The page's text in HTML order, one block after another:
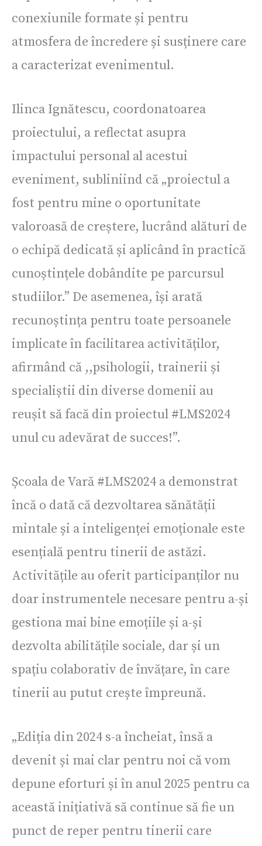
conexiunile formate și pentru
atmosfera de încredere și susținere care
a caracterizat evenimentul.
Ilinca Ignătescu, coordonatoarea
proiectului, a reflectat asupra
impactului personal al acestui
eveniment, subliniind că „proiectul a
fost pentru mine o oportunitate
valoroasă de creștere, lucrând alături de
o echipă dedicată și aplicând în practică
cunoștințele dobândite pe parcursul
studiilor.” De asemenea, își arată
recunoștința pentru toate persoanele
implicate în facilitarea activităților,
afirmând că ,,psihologii, trainerii și
specialiștii din diverse domenii au
reușit să facă din proiectul #LMS2024
unul cu adevărat de succes!”.
Școala de Vară #LMS2024 a demonstrat
încă o dată că dezvoltarea sănătății
mintale și a inteligenței emoționale este
esențială pentru tinerii de astăzi.
Activitățile au oferit participanților nu
doar instrumentele necesare pentru a-și
gestiona mai bine emoțiile și a-și
dezvolta abilitățile sociale, dar și un
spațiu colaborativ de învățare, în care
tinerii au putut crește împreună.
„Ediția din 2024 s-a încheiat, însă a
devenit și mai clar pentru noi că vom
depune eforturi și în anul 2025 pentru ca
această inițiativă să continue să fie un
punct de reper pentru tinerii care